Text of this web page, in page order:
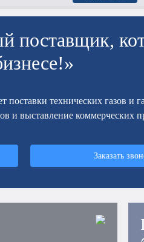
поставщик,
поставки технических газов и
и выставление коммерческих
Заказать